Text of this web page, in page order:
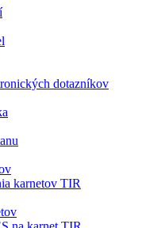
dotazníkov
karnetov TIR